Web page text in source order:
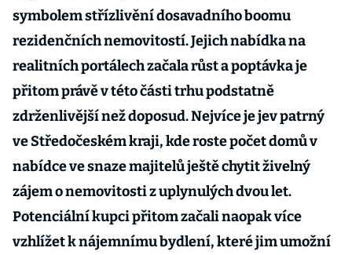
symbolem střízlivění dosavadního boomu
rezidenčních nemovitostí. Jejich nabídka na
realitních portálech začala růst a poptávka je
přitom právě v této části trhu podstatně
zdrženlivější než doposud. Nejvíce je jev patrný
ve Středočeském kraji, kde roste počet domů v
nabídce ve snaze majitelů ještě chytit živelný
zájem o nemovitosti z uplynulých dvou let.
Potenciální kupci přitom začali naopak více
vzhlížet k nájemnímu bydlení, které jim umožní